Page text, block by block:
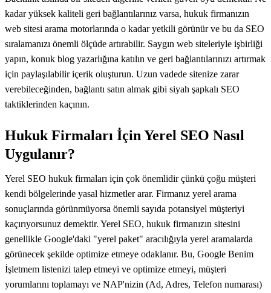
kadar yüksek kaliteli geri bağlantılarınız varsa, hukuk firmanızın
web sitesi arama motorlarında o kadar yetkili görünür ve bu da SEO
sıralamanızı önemli ölçüde artırabilir. Saygın web siteleriyle işbirliği
yapın, konuk blog yazarlığına katılın ve geri bağlantılarınızı artırmak
için paylaşılabilir içerik oluşturun. Uzun vadede sitenize zarar
verebileceğinden, bağlantı satın almak gibi siyah şapkalı SEO
taktiklerinden kaçının.
Hukuk Firmaları İçin Yerel SEO Nasıl
Uygulanır?
Yerel SEO hukuk firmaları için çok önemlidir çünkü çoğu müşteri
kendi bölgelerinde yasal hizmetler arar. Firmanız yerel arama
sonuçlarında görünmüyorsa önemli sayıda potansiyel müşteriyi
kaçırıyorsunuz demektir. Yerel SEO, hukuk firmanızın sitesini
genellikle Google'daki "yerel paket" aracılığıyla yerel aramalarda
görünecek şekilde optimize etmeye odaklanır. Bu, Google Benim
İşletmem listenizi talep etmeyi ve optimize etmeyi, müşteri
yorumlarını toplamayı ve NAP'nizin (Ad, Adres, Telefon numarası)